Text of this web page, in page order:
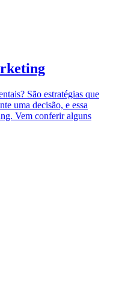
São estratégias que
uma decisão, e essa
Vem conferir alguns